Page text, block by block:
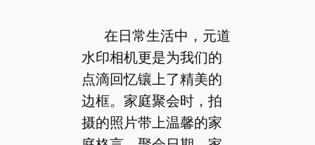
在日常生活中，元道
水印相机更是为我们的
点滴回忆镶上了精美的
边框。家庭聚会时，拍
摄的照片带上温馨的家